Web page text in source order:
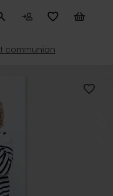
communion